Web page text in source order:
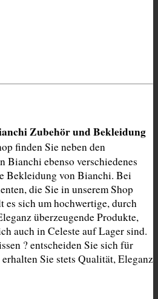
Zubehör und Bekleidung
finden Sie neben den
Bianchi ebenso verschiedenes
Bekleidung von Bianchi. Bei
die Sie in unserem Shop
es sich um hochwertige, durch
überzeugende Produkte,
auch in Celeste auf Lager sind.
? entscheiden Sie sich für
Sie stets Qualität, Eleganz